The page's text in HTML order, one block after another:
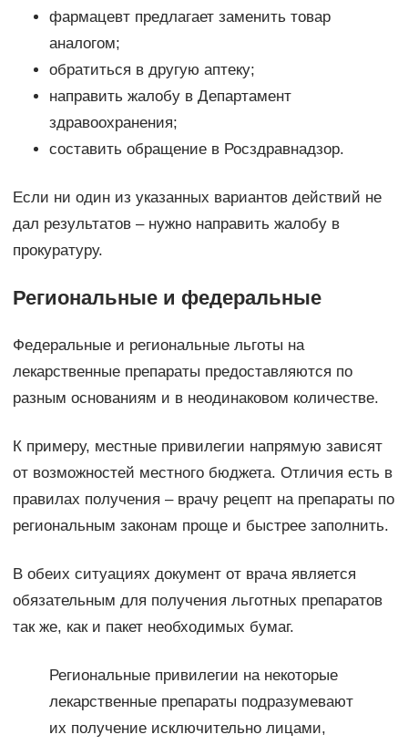
фармацевт предлагает заменить товар
аналогом;
обратиться в другую аптеку;
направить жалобу в Департамент
здравоохранения;
составить обращение в Росздравнадзор.
Если ни один из указанных вариантов действий не
дал результатов – нужно направить жалобу в
прокуратуру.
Региональные и федеральные
Федеральные и региональные льготы на
лекарственные препараты предоставляются по
разным основаниям и в неодинаковом количестве.
К примеру, местные привилегии напрямую зависят
от возможностей местного бюджета. Отличия есть в
правилах получения – врачу рецепт на препараты по
региональным законам проще и быстрее заполнить.
В обеих ситуациях документ от врача является
обязательным для получения льготных препаратов
так же, как и пакет необходимых бумаг.
Региональные привилегии на некоторые
лекарственные препараты подразумевают
их получение исключительно лицами,